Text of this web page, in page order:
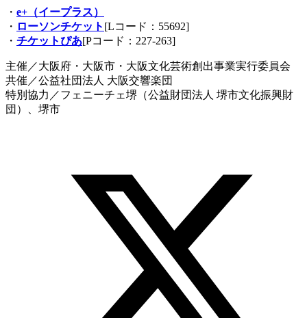
・ e+（イープラス）
・ ローソンチケット [Lコード：55692]
・ チケットぴあ[Pコード：227-263]
主催／大阪府・大阪市・大阪文化芸術創出事業実行委員会
共催／公益社団法人 大阪交響楽団
特別協力／フェニーチェ堺（公益財団法人 堺市文化振興財
団）、堺市